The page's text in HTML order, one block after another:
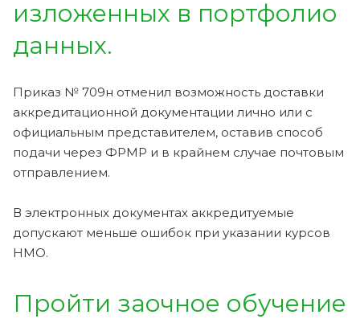
изложенных в портфолио
данных.
Приказ № 709н отменил возможность доставки
аккредитационной документации лично или с
официальным представителем, оставив способ
подачи через ФРМР и в крайнем случае почтовым
отправлением.
В электронных документах аккредитуемые
допускают меньше ошибок при указании курсов
НМО.
Пройти заочное обучение